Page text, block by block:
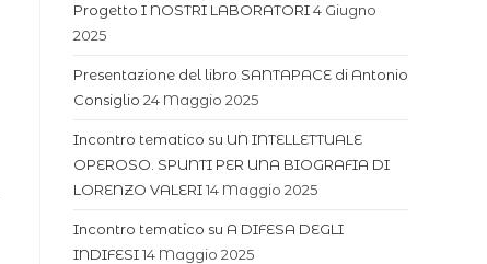
Progetto I NOSTRI LABORATORI4 Giugno
2025
Presentazione del libro SANTAPACE di Antonio
Consiglio 24 Maggio 2025
Incontro tematico su UN INTELLETTUALE
OPEROSO. SPUNTI PER UNA BIOGRAFIA DI
LORENZO VALERI14 Maggio 2025
Incontro tematico su A DIFESA DEGLI
INDIFESI14 Maggio 2025